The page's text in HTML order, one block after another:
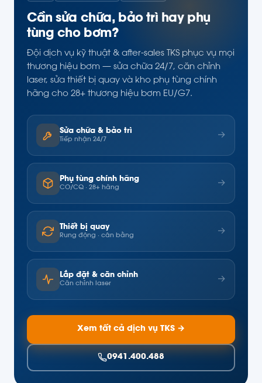
Cần sửa chữa, bảo trì hay phụ
tùng cho bơm?
Đội dịch vụ kỹ thuật & after-sales TKS phục vụ mọi
thương hiệu bơm — sửa chữa 24/7, căn chỉnh
laser, sửa thiết bị quay và kho phụ tùng chính
hãng cho 28+ thương hiệu bơm EU/G7.
Sửa chữa & bảo trì
Tiếp nhận 24/7 →
Phụ tùng chính hãng
CO/CQ · 28+ hãng →
Thiết bị quay
Rung động · cân bằng →
Lắp đặt & căn chỉnh
Căn chỉnh laser →
Xem tất cả dịch vụ TKS →
0941.400.488